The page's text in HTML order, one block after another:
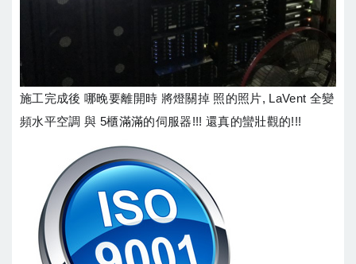
施工完成後 哪晚要離開時 將燈關掉 照的照片, LaVent 全變
頻水平空調 與 5櫃滿滿的伺服器!!! 還真的蠻壯觀的!!!